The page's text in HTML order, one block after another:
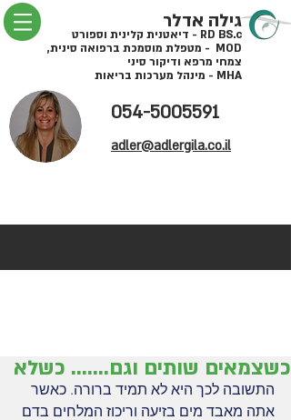
גילה אדלר
RD BS.c - דיאטנית קלינית וספורט
MOD - מטפלת מוסמכת ברפואה סינית,
צמחי מרפא ודיקור סיני
MHA - מינהל מערכות בריאות
054-5005591
adler@adlergila.co.il
כשצמאים שותים וגם....... כשלא
התשובה לכך היא לא תמיד ברורה. כאשר
אתה מאבד מים בזיעה וריכוז המלחים בדם